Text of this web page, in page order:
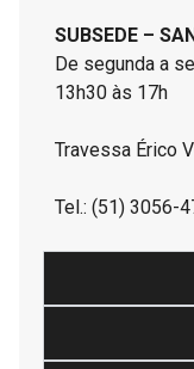
SUBSEDE –
De segunda a
13h30 às 17h
Travessa Érico
Tel.: (51) 3056-